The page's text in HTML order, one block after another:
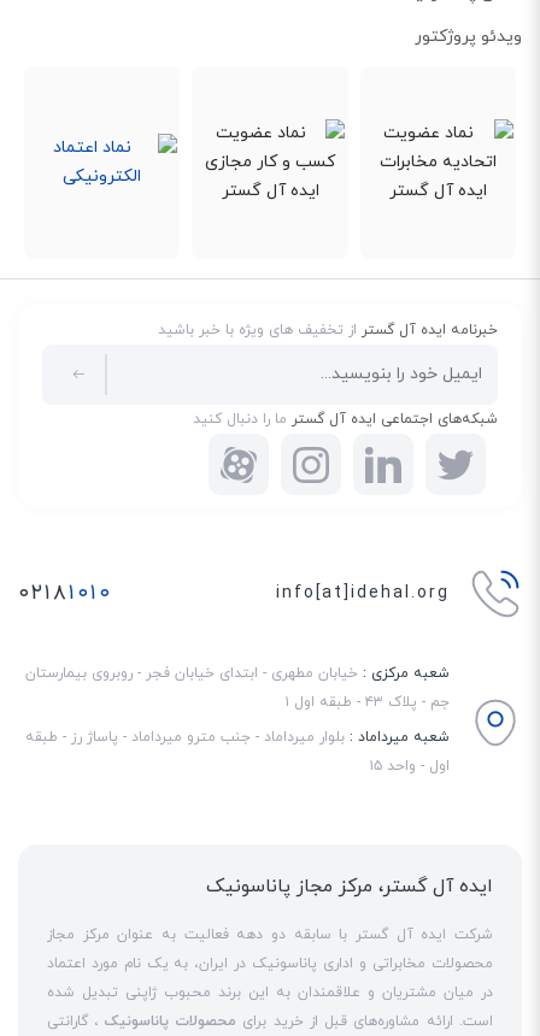
ویدئو پروژکتور
خبرنامه ایده آل گستراز تخفیف های ویژه با خبر باشید
شبکه‌های اجتماعی ایده آل گسترما را دنبال کنید
info[at]idehal.org ۰۲۱۸۱۰۱۰
شعبه مرکزی : خیابان مطهری - ابتدای خیابان فجر - روبروی بیمارستان
جم - پلاک ۴۳ - طبقه اول ۱
شعبه میرداماد : بلوار میرداماد - جنب مترو میرداماد - پاساژ رز - طبقه
اول - واحد ۱۵
ایده آل گستر، مرکز مجاز پاناسونیک
شرکت ایده آل گستر با سابقه دو دهه فعالیت به عنوان مرکز مجاز
محصولات مخابراتی و اداری پاناسونیک در ایران، به یک نام مورد اعتماد
در میان مشتریان و علاقمندان به این برند محبوب ژاپنی تبدیل شده
است. ارائه مشاوره‌های قبل از خرید برایمحصولات پاناسونیک، گارانتی